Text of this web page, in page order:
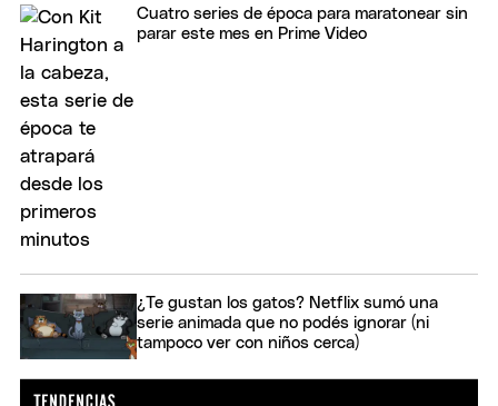
Cuatro series de época para maratonear sin
parar este mes en Prime Video
¿Te gustan los gatos? Netflix sumó una
serie animada que no podés ignorar (ni
tampoco ver con niños cerca)